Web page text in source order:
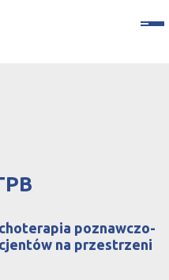
poznawczo-
na przestrzeni